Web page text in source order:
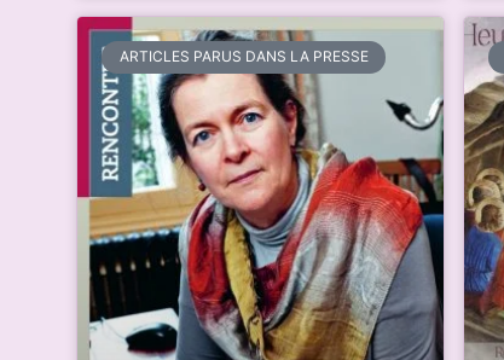
ARTICLES PARUS DANS LA PRESSE